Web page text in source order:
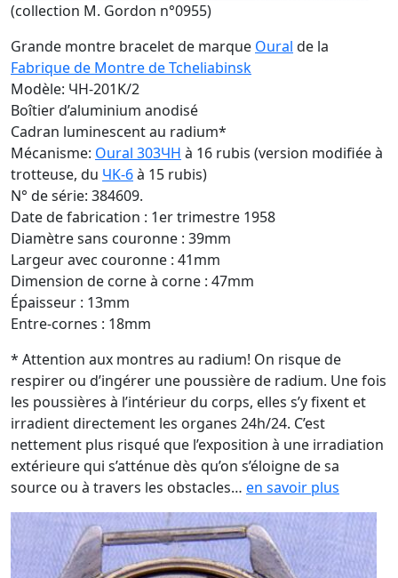
(collection M. Gordon n°0955)
Grande montre bracelet de marque Oural de la
Fabrique de Montre de Tcheliabinsk
Modèle: ЧH-201K/2
Boîtier d’aluminium anodisé
Cadran luminescent au radium*
Mécanisme: Oural 303ЧH à 16 rubis (version modifiée à
trotteuse, du ЧK-6à 15 rubis)
N° de série: 384609.
Date de fabrication : 1er trimestre 1958
Diamètre sans couronne : 39mm
Largeur avec couronne : 41mm
Dimension de corne à corne : 47mm
Épaisseur : 13mm
Entre-cornes : 18mm
* Attention aux montres au radium! On risque de
respirer ou d’ingérer une poussière de radium. Une fois
les poussières à l’intérieur du corps, elles s’y fixent et
irradient directement les organes 24h/24. C’est
nettement plus risqué que l’exposition à une irradiation
extérieure qui s’atténue dès qu’on s’éloigne de sa
source ou à travers les obstacles… en savoir plus